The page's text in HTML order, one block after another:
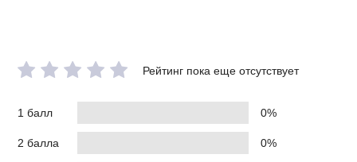
Рейтинг пока еще отсутствует
1 балл 0%
2 балла 0%